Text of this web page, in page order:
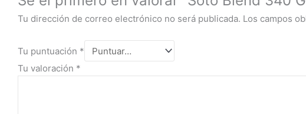
Tu dirección de correo electrónico no será publicada. Los campos
Tu puntuación *
Tu valoración *